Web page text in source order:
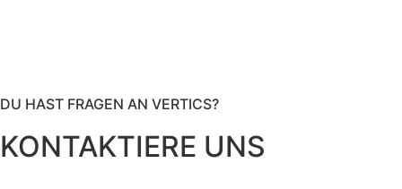
DU HAST FRAGEN AN VERTICS?
KONTAKTIERE UNS